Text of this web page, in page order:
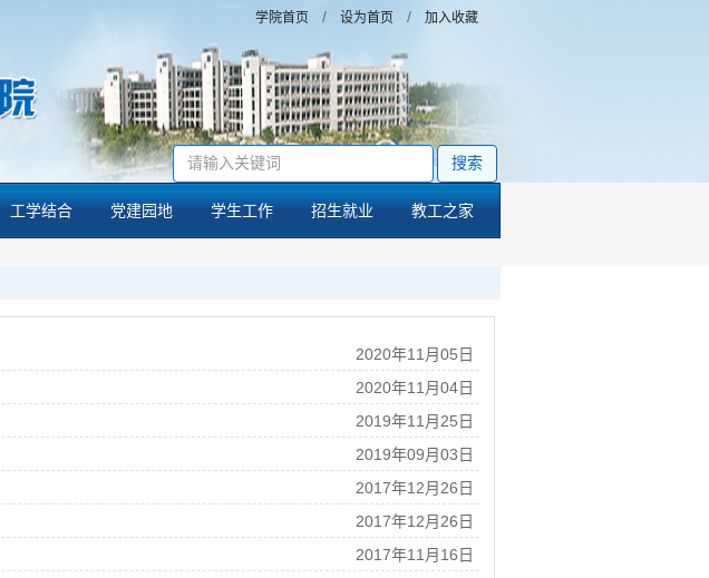
学院首页 / 设为首页 / 加入收藏
搜索
工学结合 党建园地 学生工作 招生就业 教工之家
2020年11月05日
2020年11月04日
2019年11月25日
2019年09月03日
2017年12月26日
2017年12月26日
2017年11月16日